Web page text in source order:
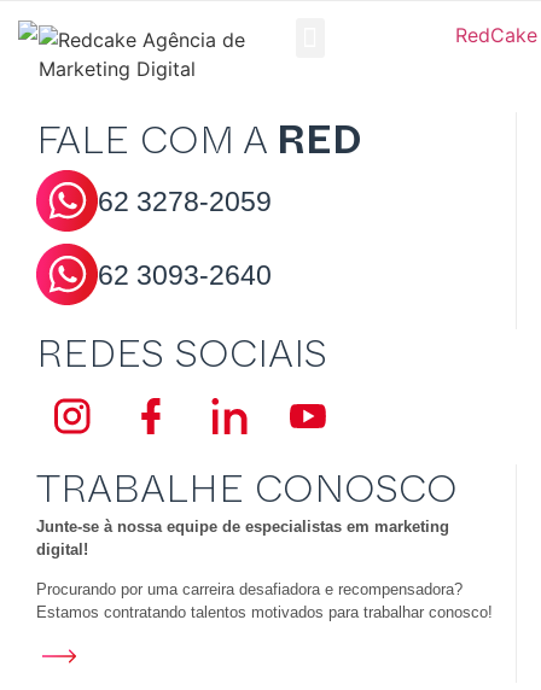
FALE COM A RED
62 3278-2059
62 3093-2640
REDES SOCIAIS
TRABALHE CONOSCO
Junte-se à nossa equipe de especialistas em marketing
digital!
Procurando por uma carreira desafiadora e recompensadora?
Estamos contratando talentos motivados para trabalhar conosco!